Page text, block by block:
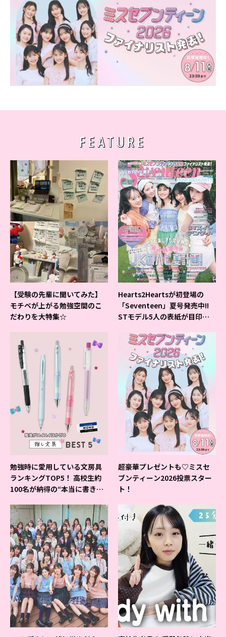
FEATURE
【受験の先輩に聞いてみた】
モチベが上がる勉強空間のこ
だわりを大特集☆
Hearts2Heartsが初登場の
「Seventeen」夏号発売中!!
STモデル5人の表紙が目印だ
勉強時に愛用している文房具
ランキングTOP5！ 高校生約
100名が納得の“本当に書きや
超豪華プレゼントも♡ミスセ
ブンティーン2026投票スター
ト！